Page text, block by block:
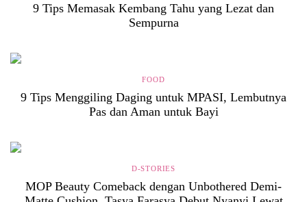
9 Tips Memasak Kembang Tahu yang Lezat dan
Sempurna
FOOD
9 Tips Menggiling Daging untuk MPASI, Lembutnya
Pas dan Aman untuk Bayi
D-STORIES
MOP Beauty Comeback dengan Unbothered Demi-